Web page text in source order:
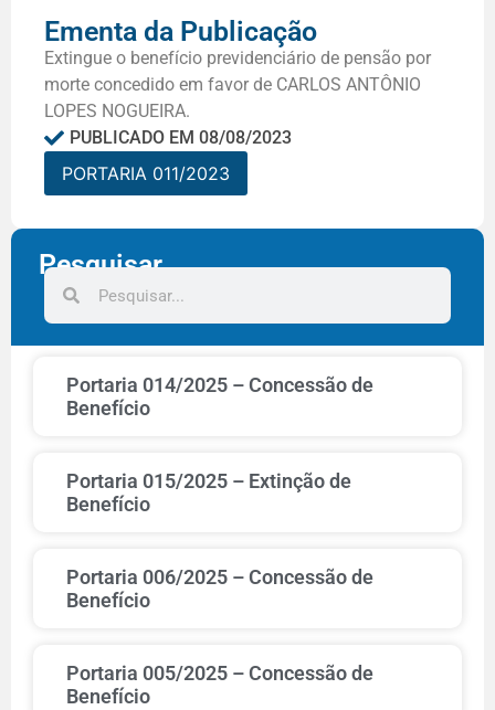
Ementa da Publicação
Extingue o benefício previdenciário de pensão por
morte concedido em favor de CARLOS ANTÔNIO
LOPES NOGUEIRA.
PUBLICADO EM 08/08/2023
PORTARIA 011/2023
Pesquisar
Portaria 014/2025 – Concessão de
Benefício
Portaria 015/2025 – Extinção de
Benefício
Portaria 006/2025 – Concessão de
Benefício
Portaria 005/2025 – Concessão de
Benefício